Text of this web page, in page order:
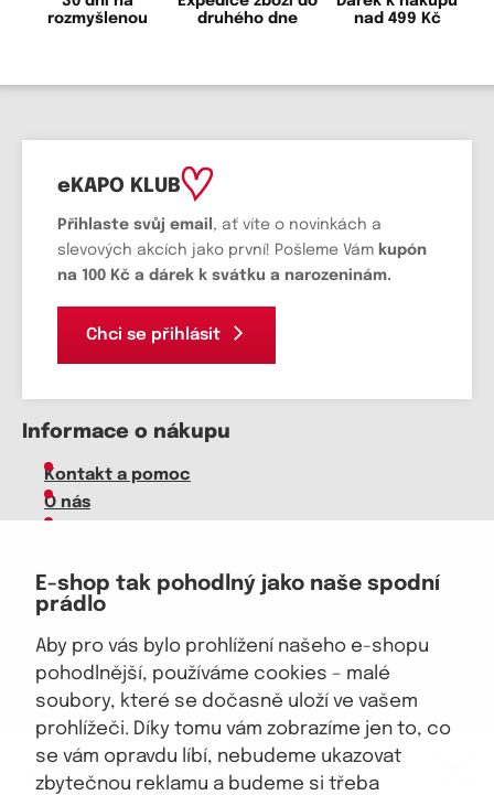
E-shop tak pohodlný jako naše spodní
prádlo
Aby pro vás bylo prohlížení našeho e-shopu
pohodlnější, používáme cookies – malé
soubory, které se dočasně uloží ve vašem
prohlížeči. Díky tomu vám zobrazíme jen to, co
se vám opravdu líbí, nebudeme ukazovat
zbytečnou reklamu a budeme si třeba
rozmyšlenou
druhého dne
nad 499 Kč
eKAPO KLUB
Přihlaste svůj email , ať víte o novinkách a
slevových akcích jako první! Pošleme Vám kupón
na 100 Kč a dárek k svátku a narozeninám.
Chci se přihlásit
Informace o nákupu
Kontakt a pomoc
O nás
Velkoobchod
Vrácení zboží, reklamace
Obchodní podmínky
Průvodce spokojené ženy
Staňte se naším fanouškem
eKAPO KLUB
Sleva 100 Kč na první nákupnad 1000 Kč